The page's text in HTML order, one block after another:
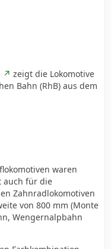
zeigt die Lokomotive
Bahn (RhB) aus dem
waren
auch für die
Zahnradlokomotiven
von 800 mm (Monte
Wengernalpbahn